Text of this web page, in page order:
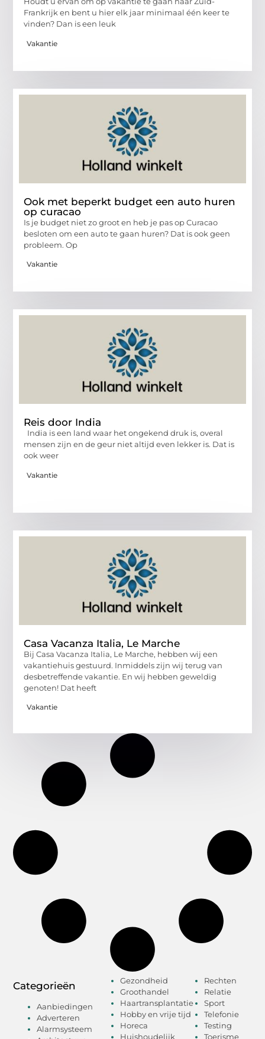
Frankrijk en bent u hier elk jaar minimaal één keer te
vinden? Dan is een leuk
Vakantie
Ook met beperkt budget een auto huren
op curacao
Is je budget niet zo groot en heb je pas op Curacao
besloten om een auto te gaan huren? Dat is ook geen
probleem. Op
Vakantie
Reis door India
India is een land waar het ongekend druk is, overal
mensen zijn en de geur niet altijd even lekker is. Dat is
ook weer
Vakantie
Casa Vacanza Italia, Le Marche
Bij Casa Vacanza Italia, Le Marche, hebben wij een
vakantiehuis gestuurd. Inmiddels zijn wij terug van
desbetreffende vakantie. En wij hebben geweldig
genoten! Dat heeft
Vakantie
Categorieën
Aanbiedingen
Adverteren
Alarmsysteem
Gezondheid
Groothandel
Haartransplantatie
Hobby en vrije tijd
Horeca
Huishoudelijk
Rechten
Relatie
Sport
Telefonie
Testing
Toerisme